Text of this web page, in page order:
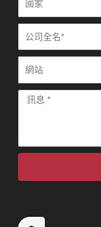
家
公
司
網
站
訊